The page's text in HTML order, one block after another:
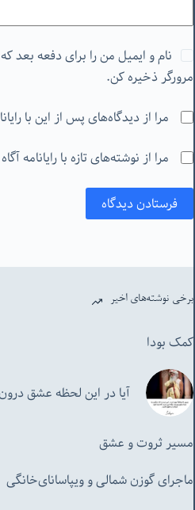
نام و ایمیل من را برای دفعه بعد
مرورگر ذخیره کن.
مرا از دیدگاه‌های پس از این با
مرا از نوشته‌های تازه با رایانامه
فرستادن دیدگاه
برخی نوشته‌های اخیر
کمک بودا
آیا در این لحظه عشق
مسیر ثروت و عشق
ماجرای گوزن شمالی و‌ ویپاسانای‌خانگی